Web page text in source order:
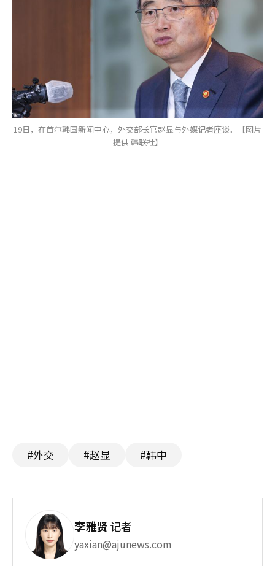
19日，在首尔韩国新闻中心，外交部长官赵显与外媒记者座谈。【图片
提供 韩联社】
#外交 #赵显 #韩中
李雅贤记者
yaxian@ajunews.com